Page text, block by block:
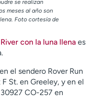
se realizan
meses al año son
Foto cortesía de
con la luna llena es
el sendero Rover Run
St. en Greeley, y en el
CO-257 en